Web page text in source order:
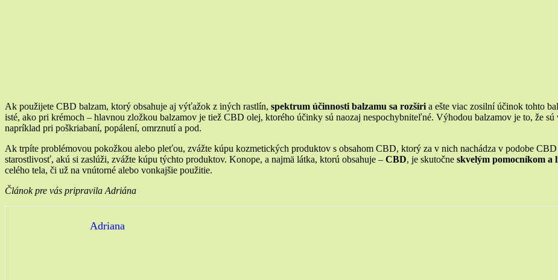
Ak použijete CBD balzam, ktorý obsahuje aj výťažok z iných rastlín, spektrum účinnosti balzamu sa rozšíri a ešte viac zosilní účinok tohto
isté, ako pri krémoch – hlavnou zložkou balzamov je tiež CBD olej, ktorého účinky sú naozaj nespochybniteľné. Výhodou balzamov je to, že sú
napríklad pri poškriabaní, popálení, omrznutí a pod.
Ak trpíte problémovou pokožkou alebo pleťou, zvážte kúpu kozmetických produktov s obsahom CBD, ktorý za v nich nachádza v podobe
starostlivosť, akú si zaslúži, zvážte kúpu týchto produktov. Konope, a najmä látka, ktorú obsahuje – CBD, je skutočne skvelým pomocníkom a
celého tela, či už na vnútorné alebo vonkajšie použitie.
Článok pre vás pripravila Adriána
Adriana